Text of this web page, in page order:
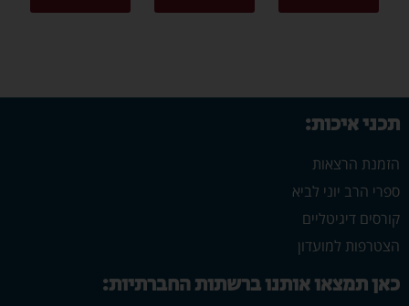
תכני איכות:
הזמנת הרצאות
ספרי הרב יוני לביא
קורסים דיגיטליים
הצטרפות למועדון
כאן תמצאו אותנו ברשתות החברתיות: